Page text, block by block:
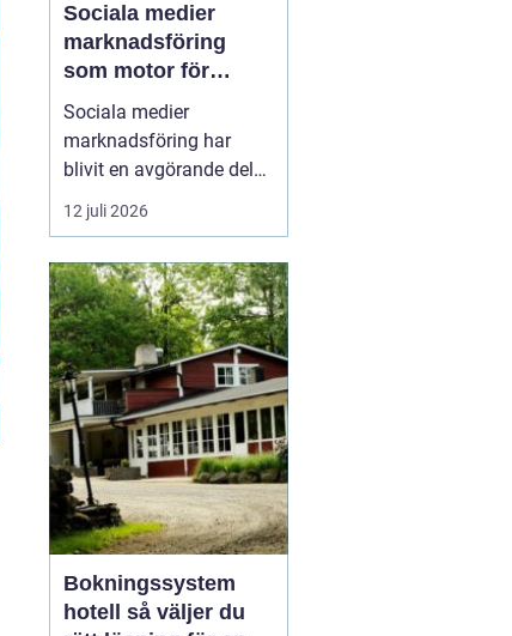
Sociala medier
marknadsföring
som motor för
företagstillväxt
Sociala medier
marknadsföring har
blivit en avgörande del
av hur företag växer,
bygger förtroende och
att arbeta strukturerat
med innehåll,
annonsering och
uppföljning kan företag
s...
12 juli 2026
Bokningssystem
hotell så väljer du